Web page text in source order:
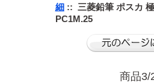
細:: 三菱鉛筆 ポスカ
PC1M.25
商品3/